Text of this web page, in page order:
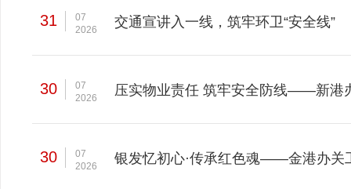
31
07
2026
交通宣讲入一线，筑牢环卫“安全线”
30
07
2026
压实物业责任 筑牢安全防线——新港
30
07
2026
银发忆初心·传承红色魂——金港办关